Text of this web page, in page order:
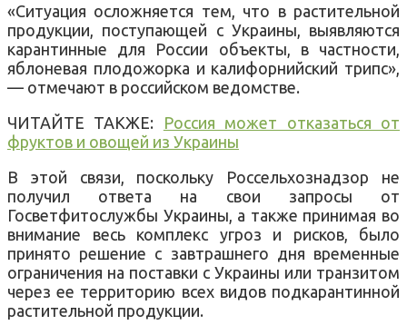
«Ситуация осложняется тем, что в растительной
продукции, поступающей с Украины, выявляются
карантинные для России объекты, в частности,
яблоневая плодожорка и калифорнийский трипс»,
— отмечают в российском ведомстве.
ЧИТАЙТЕ ТАКЖЕ:
Россия может отказаться от
фруктов и овощей из Украины
В этой связи, поскольку Россельхознадзор не
получил ответа на свои запросы от
Госветфитослужбы Украины, а также принимая во
внимание весь комплекс угроз и рисков, было
принято решение с завтрашнего дня временные
ограничения на поставки с Украины или транзитом
через ее территорию всех видов подкарантинной
растительной продукции.